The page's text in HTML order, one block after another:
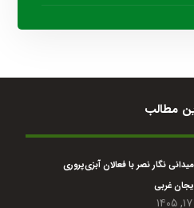
مطالب
نگار نصر با فعالان آبزی‌پروری
غربی